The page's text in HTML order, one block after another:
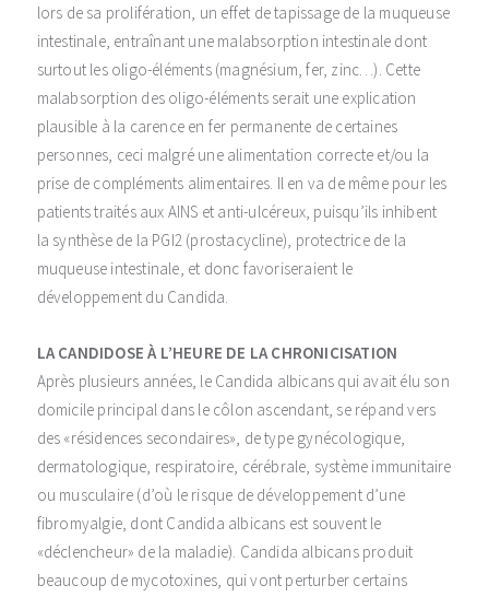
lors de sa prolifération, un effet de tapissage de la muqueuse
intestinale, entraînant une malabsorption intestinale dont
surtout les oligo-éléments (magnésium, fer, zinc…). Cette
malabsorption des oligo-éléments serait une explication
plausible à la carence en fer permanente de certaines
personnes, ceci malgré une alimentation correcte et/ou la
prise de compléments alimentaires. Il en va de même pour les
patients traités aux AINS et anti-ulcéreux, puisqu’ils inhibent
la synthèse de la PGI2 (prostacycline), protectrice de la
muqueuse intestinale, et donc favoriseraient le
développement du Candida.
LA CANDIDOSE À L’HEURE DE LA CHRONICISATION
Après plusieurs années, le Candida albicans qui avait élu son
domicile principal dans le côlon ascendant, se répand vers
des «résidences secondaires», de type gynécologique,
dermatologique, respiratoire, cérébrale, système immunitaire
ou musculaire (d’où le risque de développement d’une
fibromyalgie, dont Candida albicans est souvent le
«déclencheur» de la maladie). Candida albicans produit
beaucoup de mycotoxines, qui vont perturber certains